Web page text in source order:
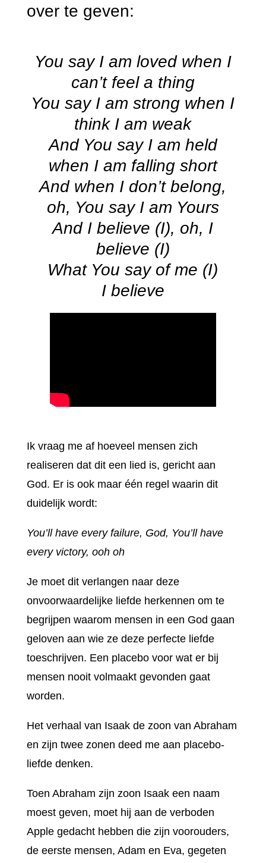
over te geven:
You say I am loved when I
can’t feel a thing
You say I am strong when I
think I am weak
And You say I am held
when I am falling short
And when I don’t belong,
oh, You say I am Yours
And I believe (I), oh, I
believe (I)
What You say of me (I)
I believe
Ik vraag me af hoeveel mensen zich
realiseren dat dit een lied is, gericht aan
God. Er is ook maar één regel waarin dit
duidelijk wordt:
You’ll have every failure, God, You’ll have
every victory, ooh oh
Je moet dit verlangen naar deze
onvoorwaardelijke liefde herkennen om te
begrijpen waarom mensen in een God gaan
geloven aan wie ze deze perfecte liefde
toeschrijven. Een placebo voor wat er bij
mensen nooit volmaakt gevonden gaat
worden.
Het verhaal van Isaak de zoon van Abraham
en zijn twee zonen deed me aan placebo-
liefde denken.
Toen Abraham zijn zoon Isaak een naam
moest geven, moet hij aan de verboden
Apple gedacht hebben die zijn voorouders,
de eerste mensen, Adam en Eva, gegeten